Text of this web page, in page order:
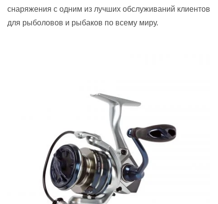
снаряжения с одним из лучших обслуживаний клиентов
для рыболовов и рыбаков по всему миру.